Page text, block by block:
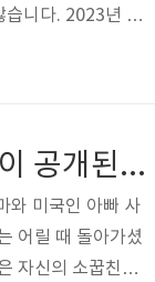
습니다. 2023년 디
라면 놓칠 수 없
내가 사랑했던 모든 남자들에게, 나의 짝사랑이 공개된다면?
와 미국인 아빠 사
어릴 때 돌아가셨
자신의 소꿉친구